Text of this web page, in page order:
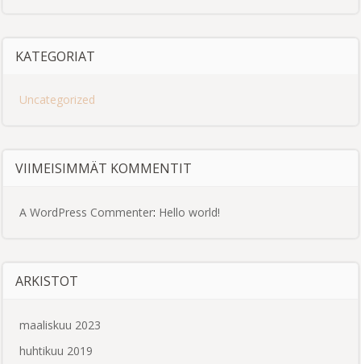
KATEGORIAT
Uncategorized
VIIMEISIMMÄT KOMMENTIT
A WordPress Commenter: Hello world!
ARKISTOT
maaliskuu 2023
huhtikuu 2019